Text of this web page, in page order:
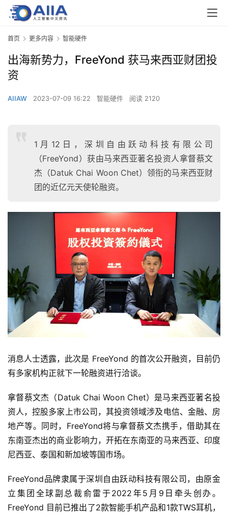
首页 更多内容 智能硬件
出海新势力，FreeYond 获马来西亚财团投
资
AIIAW 2023-07-09 16:22 智能硬件 阅读 2120
1月12日，深圳自由跃动科技有限公司
（FreeYond）获由马来西亚著名投资人拿督蔡文
杰（Datuk Chai Woon Chet）领衔的马来西亚财
团的近亿元天使轮融资。
消息人士透露，此次是 FreeYond 的首次公开融资，目前仍
有多家机构正就下一轮融资进行洽谈。
拿督蔡文杰（Datuk Chai Woon Chet）是马来西亚著名投
资人，控股多家上市公司，其投资领域涉及电信、金融、房
地产等。同时，FreeYond将与拿督蔡文杰携手，借助其在
东南亚杰出的商业影响力，开拓在东南亚的马来西亚、印度
尼西亚、泰国和新加坡等国市场。
FreeYond品牌隶属于深圳自由跃动科技有限公司，由原金
立集团全球副总裁俞雷于2022年5月9日牵头创办。
FreeYond 目前已推出了2款智能手机产品和1款TWS耳机，